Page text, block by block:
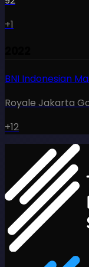
+1
BNI Indonesian
Royale Jakarta
+12